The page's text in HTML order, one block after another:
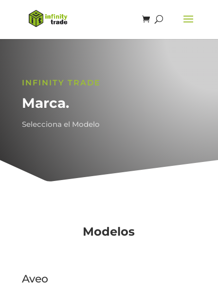
INFINITY TRADE
Marca.
Selecciona el Modelo
Modelos
Aveo